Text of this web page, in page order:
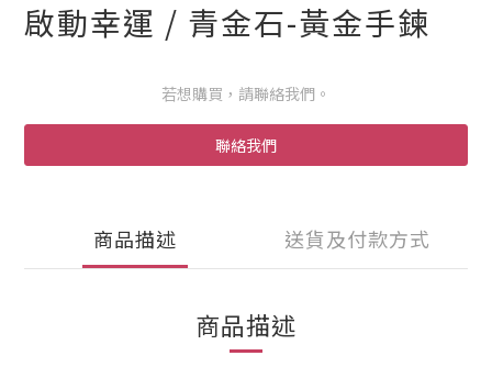
啟動幸運 / 青金石-黃金手鍊
若想購買，請聯絡我們。
聯絡我們
商品描述 送貨及付款方式
商品描述